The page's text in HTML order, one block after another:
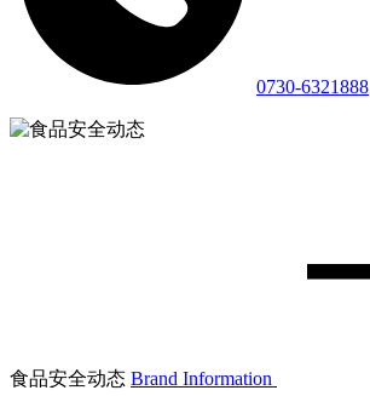
0730-6321888
食品安全动态 Brand Information